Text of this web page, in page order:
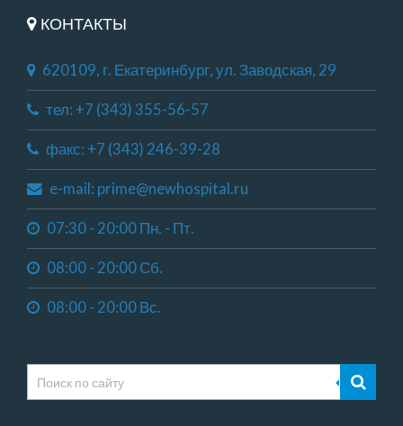
КОНТАКТЫ
620109, г. Екатеринбург, ул. Заводская, 29
тел: +7 (343) 355-56-57
факс: +7 (343) 246-39-28
e-mail: prime@newhospital.ru
07:30 - 20:00 Пн. - Пт.
08:00 - 20:00 Сб.
08:00 - 20:00 Вс.